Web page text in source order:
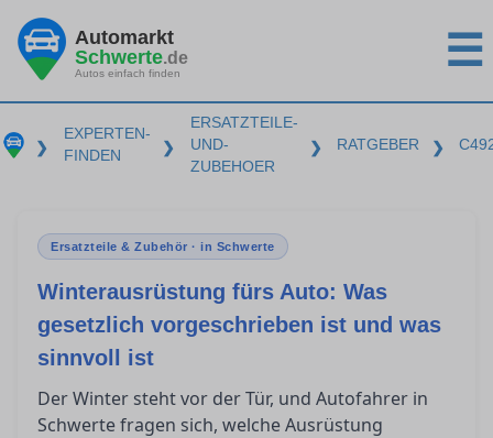
Automarkt
Schwerte.de
Autos einfach finden ☰
❯
EXPERTEN-
FINDEN
❯
ERSATZTEILE-
UND-
ZUBEHOER
❯ RATGEBER ❯
Ersatzteile & Zubehör · in Schwerte
Winterausrüstung fürs Auto: Was
gesetzlich vorgeschrieben ist und was
sinnvoll ist
Der Winter steht vor der Tür, und Autofahrer in
Schwerte fragen sich, welche Ausrüstung